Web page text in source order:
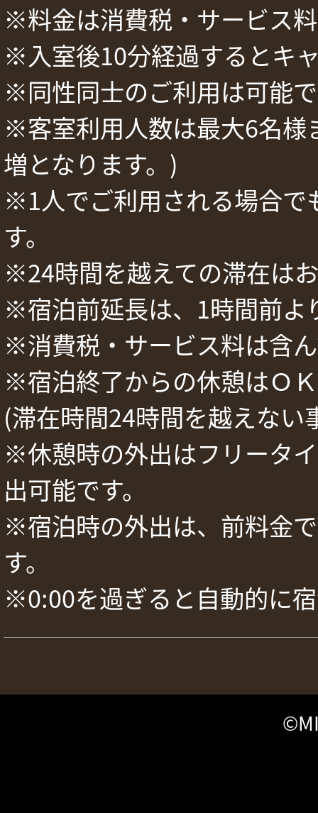
※料金は消費税・サービス
※入室後10分経過するとキ
※同性同士のご利用は可能
※客室利用人数は最大6名様
増となります。)
※1人でご利用される場合で
す。
※24時間を越えての滞在は
※宿泊前延長は、1時間前よ
※消費税・サービス料は含
※宿泊終了からの休憩はＯ
(滞在時間24時間を越えない
※休憩時の外出はフリータ
出可能です。
※宿泊時の外出は、前料金
す。
※0:00を過ぎると自動的に